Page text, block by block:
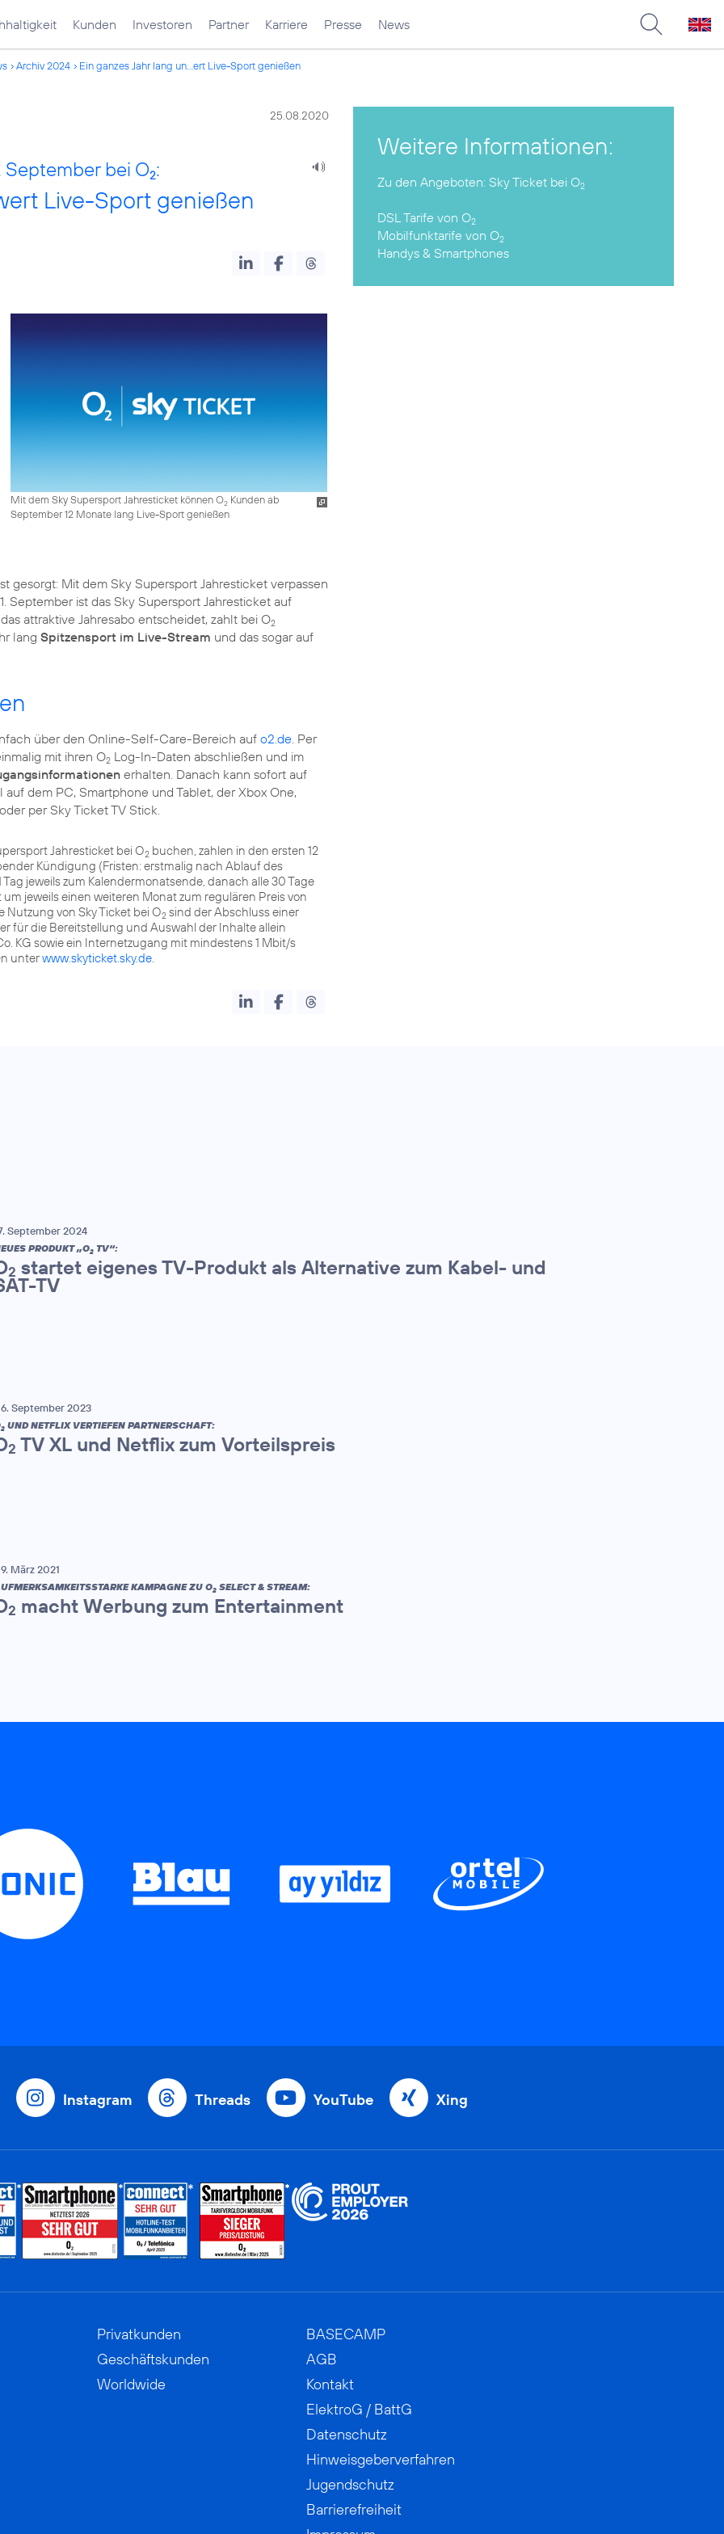
Kunden Investoren Partner Karriere Presse News
Archiv 2024 Ein ganzes Jahr lang un...ert Live-Sport genießen
25.08.2020
September bei O2:
Live-Sport genießen
Mit dem Sky Supersport Jahresticket können O2Kunden ab
September 12 Monate lang Live-Sport genießen
gesorgt: Mit dem Sky Supersport Jahresticket verpassen
September ist das Sky Supersport Jahresticket auf
attraktive Jahresabo entscheidet, zahlt bei O2
lang Spitzensport im Live-Stream und das sogar auf
über den Online-Self-Care-Bereich auf o2.de. Per
mit ihren O2 Log-In-Daten abschließen und im
erhalten. Danach kann sofort auf
dem PC, Smartphone und Tablet, der Xbox One,
per Sky Ticket TV Stick.
Jahresticket bei O2 buchen, zahlen in den ersten 12
Kündigung (Fristen: erstmalig nach Ablauf des
jeweils zum Kalendermonatsende, danach alle 30 Tage
jeweils einen weiteren Monat zum regulären Preis von
von Sky Ticket bei O2 sind der Abschluss einer
für die Bereitstellung und Auswahl der Inhalte allein
KG sowie ein Internetzugang mit mindestens 1 Mbit/s
unterwww.skyticket.sky.de.
Weitere Informationen:
Zu den Angeboten:Sky Ticket bei O2
DSL Tarife von O2
Mobilfunktarife von O2
Handys & Smartphones
September 2024
PRODUKT „O2 TV“:
2 startet eigenes TV-Produkt als Alternative zum Kabel- und
TV
September 2023
2 UND NETFLIX VERTIEFEN PARTNERSCHAFT:
2 TV XL und Netflix zum Vorteilspreis
März 2021
KAMPAGNE ZU O2 SELECT & STREAM:
2 macht Werbung zum Entertainment
Instagram Threads YouTube Xing
Privatkunden
Geschäftskunden
Worldwide
BASECAMP
AGB
Kontakt
ElektroG / BattG
Datenschutz
Hinweisgeberverfahren
Jugendschutz
Barrierefreiheit